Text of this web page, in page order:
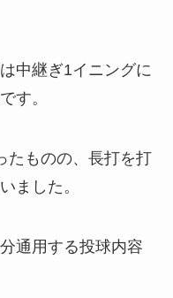
中継ぎ1イニングに
す。
たものの、長打を打
ました。
通用する投球内容